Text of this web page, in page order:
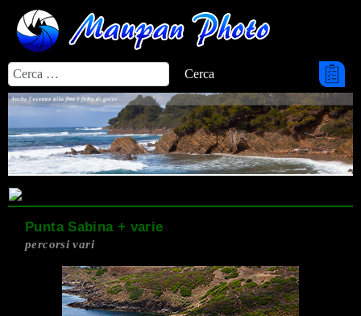
Cerca
Cerca
Punta Sabina + varie
percorsi vari